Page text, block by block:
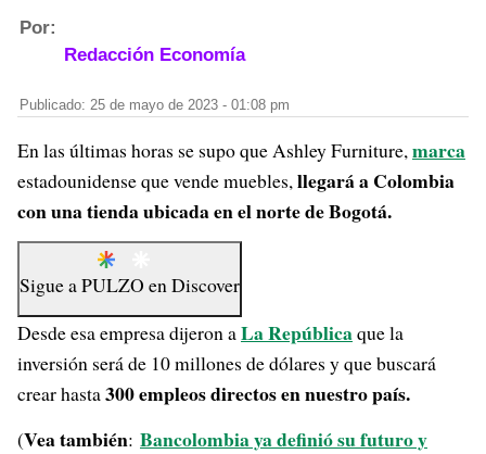
Por:
Redacción Economía
Publicado: 25 de mayo de 2023 - 01:08 pm
En las últimas horas se supo que Ashley Furniture,marca
estadounidense que vende muebles,llegará a Colombia
con una tienda ubicada en el norte de Bogotá.
Sigue aPULZO enDiscover
Desde esa empresa dijeron aLa Repúblicaque la
inversión será de 10 millones de dólares y que buscará
crear hasta300 empleos directos en nuestro país.
(Vea también: Bancolombia ya definió su futuro y